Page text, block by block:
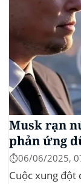
Musk rạn
phản ứng
⏱️06/06/2025,
Cuộc xung đột